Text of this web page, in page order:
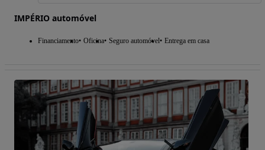
IMPÉRIO automóvel
Financiamento Oficina Seguro automóvel Entrega em casa